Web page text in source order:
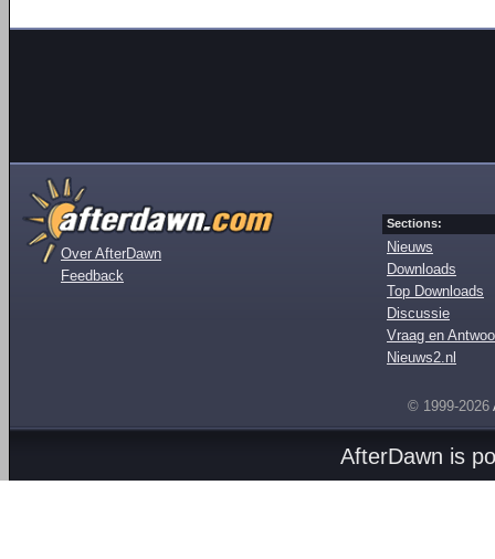
Over AfterDawn
Feedback
Sections:
Nieuws
Downloads
Top Downloads
Discussie
Vraag en
Nieuws2.nl
© 1999-2026
AfterDawn is